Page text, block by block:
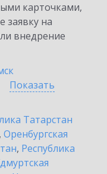
карточками,
заявку на
внедрение
Показать
Татарстан
, Оренбургская
, Республика